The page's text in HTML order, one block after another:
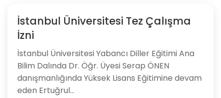
İstanbul Üniversitesi Tez Çalışma
İzni
İstanbul Üniversitesi Yabancı Diller Eğitimi Ana
Bilim Dalında Dr. Öğr. Üyesi Serap ÖNEN
danışmanlığında Yüksek Lisans Eğitimine devam
eden Ertuğrul...